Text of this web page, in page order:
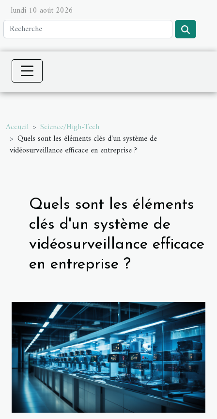
lundi 10 août 2026
Accueil
Science/High-Tech
Quels sont les éléments clés d'un système de
vidéosurveillance efficace en entreprise ?
Quels sont les éléments
clés d'un système de
vidéosurveillance efficace
en entreprise ?